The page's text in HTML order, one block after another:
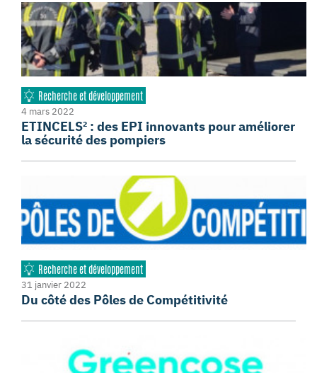
Recherche et développement
4 mars 2022
ETINCELS² : des EPI innovants pour améliorer
la sécurité des pompiers
Recherche et développement
31 janvier 2022
Du côté des Pôles de Compétitivité